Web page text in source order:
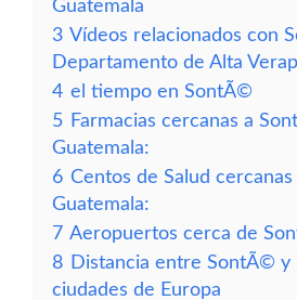
Guatemala
3 Vídeos relacionados con
Departamento de Alta
4 el tiempo en SontÃ©
5 Farmacias cercanas a
Guatemala:
6 Centos de Salud
Guatemala:
7 Aeropuertos cerca de
8 Distancia entre SontÃ© y
ciudades de Europa